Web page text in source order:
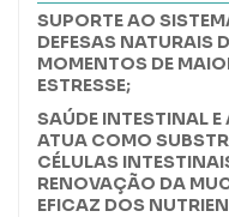
SUPORTE AO
DEFESAS NATURAIS
MOMENTOS DE
ESTRESSE;
SAÚDE INTESTINAL
ATUA COMO
CÉLULAS
RENOVAÇÃO DA
EFICAZ DOS